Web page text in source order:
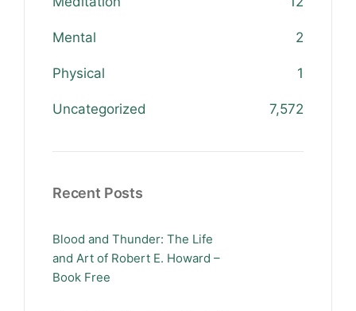
Mental 2
Physical 1
Uncategorized 7,572
Recent Posts
Blood and Thunder: The Life
and Art of Robert E. Howard –
Book Free